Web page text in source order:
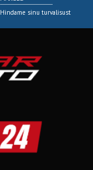
Hindame sinu turvalisust